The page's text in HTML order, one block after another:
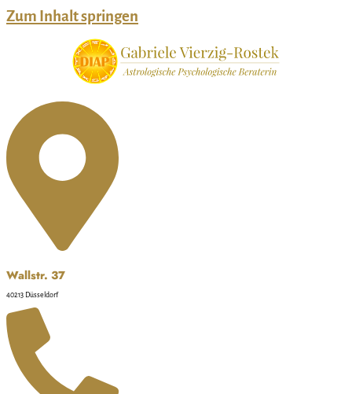
Zum Inhalt springen
Wallstr. 37
40213 Düsseldorf